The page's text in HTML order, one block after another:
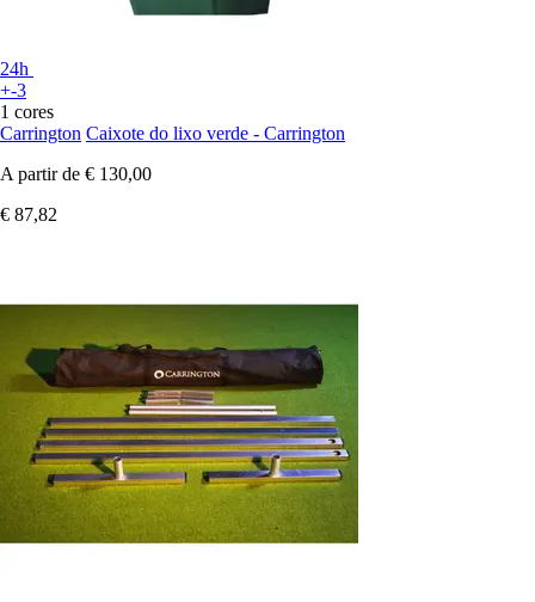
24h
+-3
1 cores
Carrington Caixote do lixo verde - Carrington
A partir de € 130,00
€ 87,82